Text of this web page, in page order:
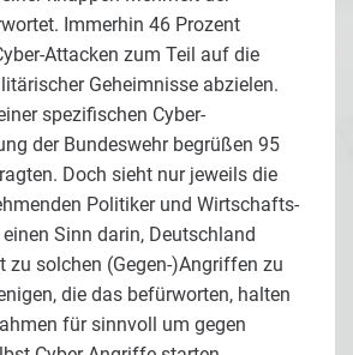
Immerhin 46 Prozent
Attacken zum Teil auf die
Geheimnisse abzielen.
spezifischen Cyber-
der Bundeswehr begrüßen 95
Doch sieht nur jeweils die
Politiker und Wirtschafts-
Sinn darin, Deutschland
zu solchen (Gegen-)Angriffen zu
die das befürworten, halten
für sinnvoll um gegen